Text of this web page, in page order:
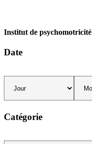
Institut de psychomotricité
Date
Catégorie